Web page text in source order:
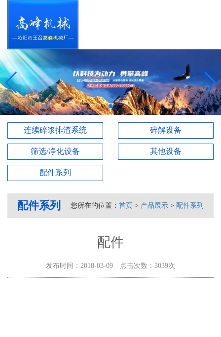
连续碎浆排渣系统 碎解设备
筛选/净化设备 其他设备
配件系列
配件系列 您所在的位置： 首页 > 产品展示 > 配件系列
配件
发布时间：2018-03-09 点击次数：3039次